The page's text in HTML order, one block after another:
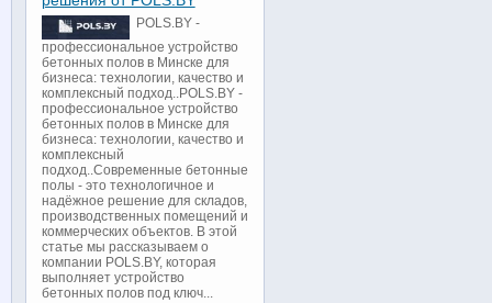
POLS.BY -
профессиональное устройство
бетонных полов в Минске для
бизнеса: технологии, качество и
комплексный подход..POLS.BY -
профессиональное устройство
бетонных полов в Минске для
бизнеса: технологии, качество и
комплексный
подход..Современные бетонные
полы - это технологичное и
надёжное решение для складов,
производственных помещений и
коммерческих объектов. В этой
статье мы рассказываем о
компании POLS.BY, которая
выполняет устройство
бетонных полов под ключ...